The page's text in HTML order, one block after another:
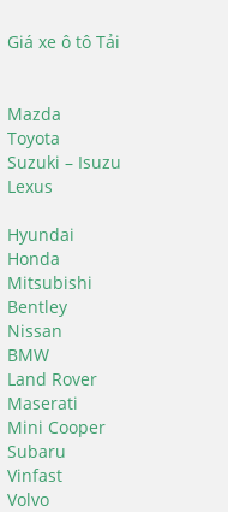
Giá xe ô tô Tải
Mazda
Toyota
Suzuki – Isuzu
Lexus
Hyundai
Honda
Mitsubishi
Bentley
Nissan
BMW
Land Rover
Maserati
Mini Cooper
Subaru
Vinfast
Volvo